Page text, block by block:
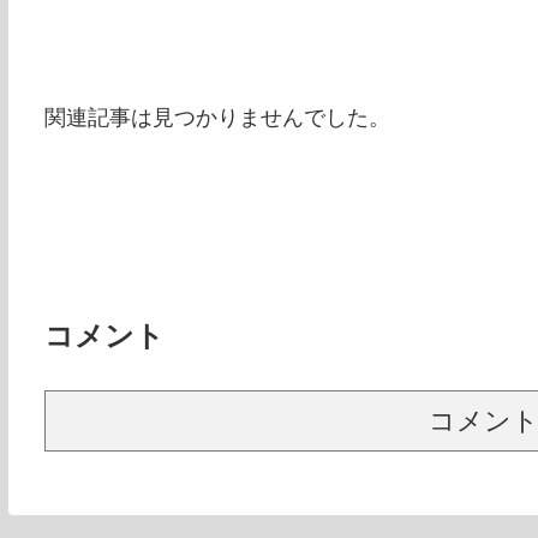
関連記事は見つかりませんでした。
コメント
コメン